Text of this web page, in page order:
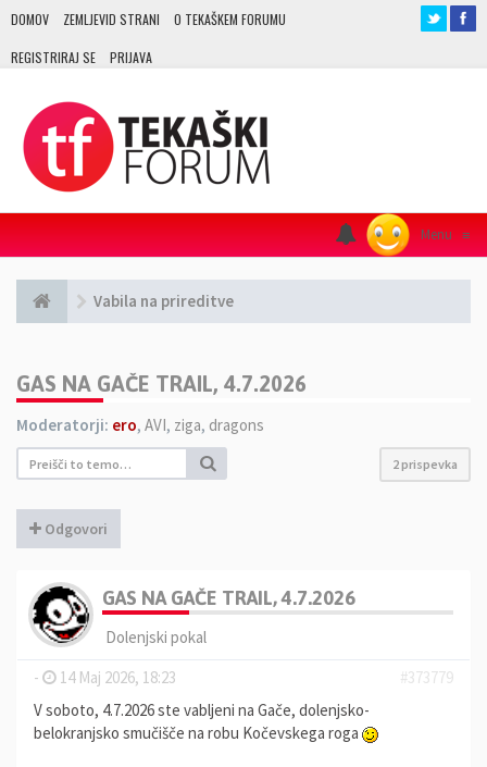
DOMOV ZEMLJEVID STRANI O TEKAŠKEM FORUMU
REGISTRIRAJ SE PRIJAVA
Menu ≡
Vabila na prireditve
GAS NA GAČE TRAIL, 4.7.2026
Moderatorji: ero, AVI, ziga, dragons
2 prispevka
Odgovori
GAS NA GAČE TRAIL, 4.7.2026
Dolenjski pokal
-
14 Maj 2026, 18:23
#373779
V soboto, 4.7.2026 ste vabljeni na Gače, dolenjsko-
belokranjsko smučišče na robu Kočevskega roga